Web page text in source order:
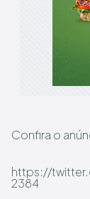
Confira o
https://
2384